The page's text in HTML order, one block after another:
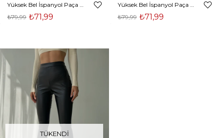
Yüksek Bel İspanyol Paça Kadın Kahverengi Tayt 22K000208
₺71,99
₺79,99
Yüksek Bel İspanyol Paça Kadın Siyah Tayt 22K000208
₺71,99
₺79,99
TÜKENDI